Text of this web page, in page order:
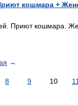
кошмара +
Приют кошмара.
→
8 9 10 11